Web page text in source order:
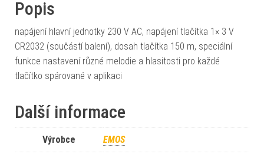
Popis
napájení hlavní jednotky 230 V AC, napájení tlačítka 1× 3 V
CR2032 (součástí balení), dosah tlačítka 150 m, speciální
funkce nastavení různé melodie a hlasitosti pro každé
tlačítko spárované v aplikaci
Další informace
Výrobce EMOS